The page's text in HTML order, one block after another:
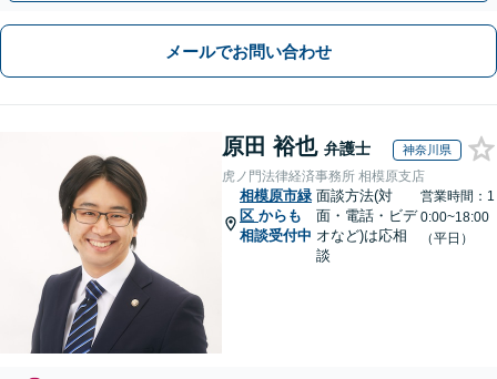
メールでお問い合わせ
原田 裕也 弁護士 神奈川県
虎ノ門法律経済事務所 相模原支店
相模原市緑
区 からも
相談受付中
面談方法(対
面・電話・ビデ
オなど)は応相
談
営業時間：1
0:00~18:00
（平日）